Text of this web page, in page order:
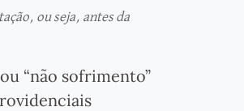
ou seja, antes da
“não sofrimento”